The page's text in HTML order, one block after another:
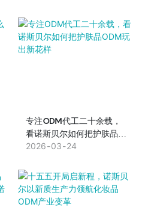
专注ODM代工二十余载，
看诺斯贝尔如何把护肤品
ODM玩出新花样
2026 03 24